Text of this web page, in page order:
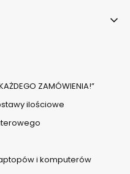
ZAMÓWIENIA!”
ilościowe
i komputerów